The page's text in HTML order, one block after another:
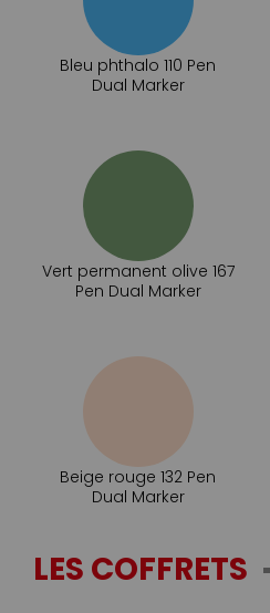
Bleu phthalo 110 Pen
Dual Marker
Vert permanent olive 167
Pen Dual Marker
Beige rouge 132 Pen
Dual Marker
LES COFFRETS